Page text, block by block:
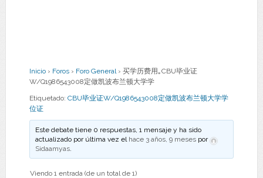
Inicio › Foros › Foro General › 买学历费用｡CBU毕业证
W/Q1986543008定做凯波布兰顿大学学
Etiquetado: CBU毕业证W/Q1986543008定做凯波布兰顿大学学
位证
Este debate tiene 0 respuestas, 1 mensaje y ha sido
actualizado por última vez el hace 3 años, 9 meses por
Sidaamyas.
Viendo 1 entrada (de un total de 1)